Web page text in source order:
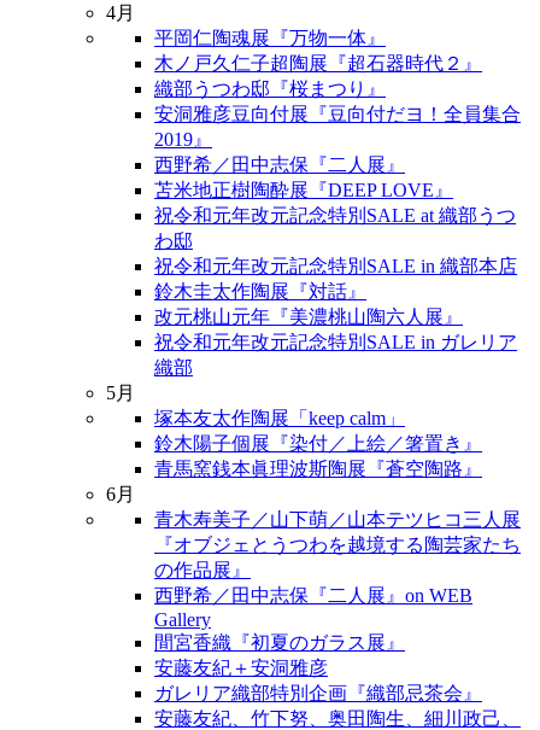
4月
平岡仁陶魂展『万物一体』
木ノ戸久仁子超陶展『超石器時代２』
織部うつわ邸『桜まつり』
安洞雅彦豆向付展『豆向付だヨ！全員集合
2019』
西野希／田中志保『二人展』
苫米地正樹陶酔展『DEEP LOVE』
祝令和元年改元記念特別SALE at 織部うつ
わ邸
祝令和元年改元記念特別SALE in 織部本店
鈴木圭太作陶展『対話』
改元桃山元年『美濃桃山陶六人展』
祝令和元年改元記念特別SALE in ガレリア
織部
5月
塚本友太作陶展「keep calm」
鈴木陽子個展『染付／上絵／箸置き』
青馬窯銭本眞理波斯陶展『蒼空陶路』
6月
青木寿美子／山下萌／山本テツヒコ三人展
『オブジェとうつわを越境する陶芸家たち
の作品展』
西野希／田中志保『二人展』on WEB
Gallery
間宮香織『初夏のガラス展』
安藤友紀＋安洞雅彦
ガレリア織部特別企画『織部忌茶会』
安藤友紀、竹下努、奥田陶生、細川政己、